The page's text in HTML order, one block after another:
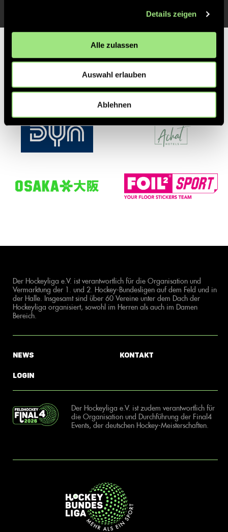
Details zeigen
Alle zulassen
Auswahl erlauben
Ablehnen
Der Hockeyliga e.V. ist verantwortlich für die Organisation und
Vermarktung der 1. und 2. Hockey-Bundesligen auf dem Feld und in
der Halle. Insgesamt sind über 60 Vereine unter dem Dach der
Hockeyliga organisiert, sowohl im Herren als auch im Damen
Bereich.
News
Login
Kontakt
Der Hockeyliga e.V. ist zudem verantwortlich für
die Organisation und Durchführung der Final4
Events, der deutschen Hockey-Meisterschaften.